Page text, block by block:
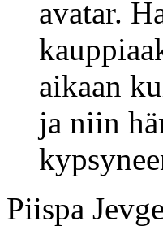
avatar.
aikaan
ja niin
Piispa